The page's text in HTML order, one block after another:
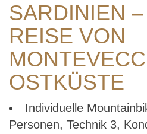
SARDINIEN
REISE VON
OSTKÜSTE
Individuelle
Personen, Technik 3,